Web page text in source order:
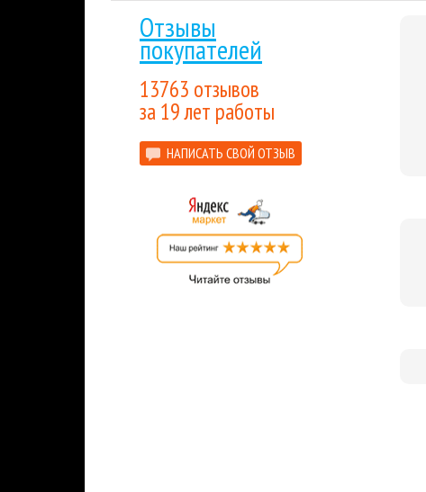
Отзывы
покупателей
13763 отзывов
за 19 лет работы
НАПИСАТЬ СВОЙ ОТЗЫВ